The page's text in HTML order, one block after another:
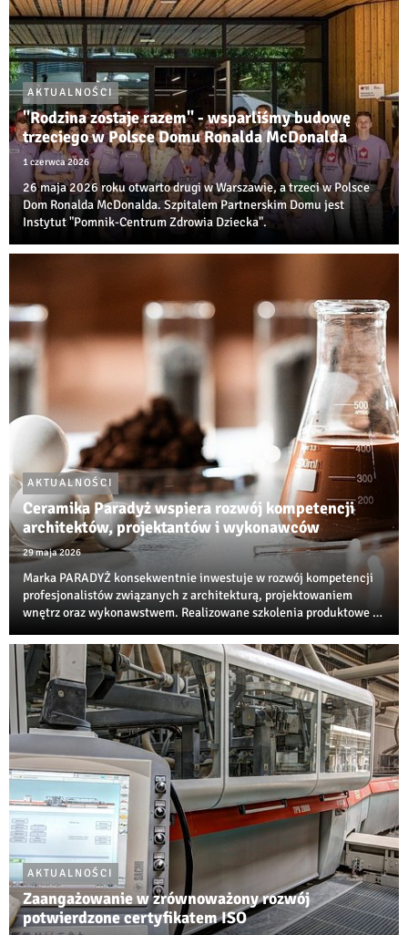
AKTUALNOŚCI
"Rodzina zostaje razem" - wsparliśmy budowę
trzeciego w Polsce Domu Ronalda McDonalda
1 czerwca 2026
26 maja 2026 roku otwarto drugi w Warszawie, a trzeci w Polsce
Dom Ronalda McDonalda. Szpitalem Partnerskim Domu jest
Instytut "Pomnik-Centrum Zdrowia Dziecka".
AKTUALNOŚCI
Ceramika Paradyż wspiera rozwój kompetencji
architektów, projektantów i wykonawców
29 maja 2026
Marka PARADYŻ konsekwentnie inwestuje w rozwój kompetencji
profesjonalistów związanych z architekturą, projektowaniem
wnętrz oraz wykonawstwem. Realizowane szkolenia produktowe i
edukacyjnych w branży ceramiczne...
AKTUALNOŚCI
Zaangażowanie w zrównoważony rozwój
potwierdzone certyfikatem ISO